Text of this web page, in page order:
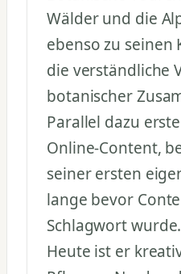
Wälder und die
ebenso zu seinen
die verständliche
botanischer
Parallel dazu
Online-Content,
seiner ersten
lange bevor
Schlagwort wurde.
Heute ist er